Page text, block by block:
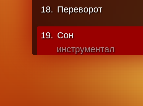
18. Переворот
19. Сон
инструментал